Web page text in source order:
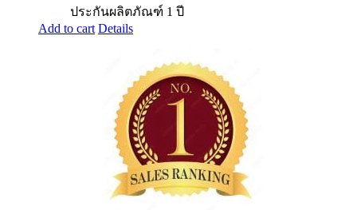
ประกันผลิตภัณฑ์ 1 ปี
Add to cart Details